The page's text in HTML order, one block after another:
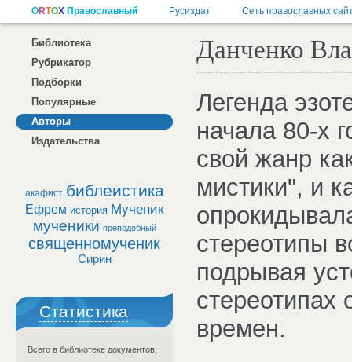
Библиотека
Рубрикатор
Подборки
Популярные
Авторы
Издательства
акафист библеистика
Ефрем история Мученик
мученики преподобный
священномученик
Сирин
Статистика
Всего в библиотеке документов:
Данченко
Легенда
начала 80-х
свой жанр
мистики", и
стереотипы
подрывая
стереотипах
времен.